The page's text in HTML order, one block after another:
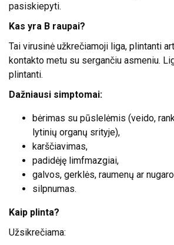
DAŽNIAUSIAI
UŽDUODAMI
KONSULTAVIMASIS
SU VISUOMENE
SKIEPŲ
PLANAVIMAS
pasiskiepyti.
Kas yra B raupai?
Tai virusinė užkrečiamoji liga, plintanti
kontakto metu su sergančiu asmeniu.
plintanti.
Dažniausi simptomai:
bėrimas su pūslelėmis (veido,
lytinių organų srityje),
karščiavimas,
padidėję limfmazgiai,
galvos, gerklės, raumenų ar
silpnumas.
Kaip plinta?
Užsikrečiama: